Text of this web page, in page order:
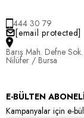
444 30 79
[email protected]
Barış Mah. Defne
Nilüfer / Bursa
E-BÜLTEN
Kampanyalar için e-